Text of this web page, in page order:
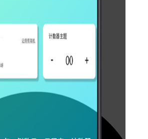
。
持多种语言，方便全球用户使用。
成：支持与用户的第三方应用（如日历、
集成，实现更高效的信息处理。
用过程中无任何广告打扰，保证用户纯净
：开发团队会定期对软件进行更新和优